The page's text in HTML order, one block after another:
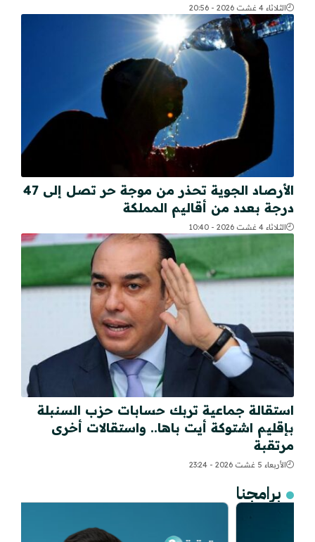
الثلاثاء 4 غشت 2026 - 20:56
الأرصاد الجوية تحذر من موجة حر تصل إلى 47
درجة بعدد من أقاليم المملكة
الثلاثاء 4 غشت 2026 - 10:40
استقالة جماعية تربك حسابات حزب السنبلة
بإقليم اشتوكة أيت باها.. واستقالات أخرى
مرتقبة
الأربعاء 5 غشت 2026 - 23:24
برامجنا